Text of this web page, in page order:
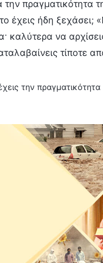
πραγματικότητα
έχεις ήδη ξεχάσει;
καλύτερα να
τίποτε
την